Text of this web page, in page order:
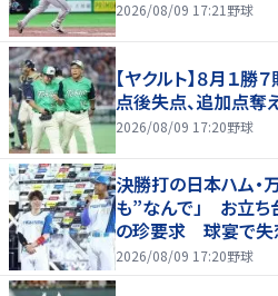
2026/08/09 17:21 野球
【ヤクルト】８月１
点後失点、追加点奪
2026/08/09 17:20野球
決勝打の日本ハム・
も”なんで」 お立ち
の珍要求 球宴で失
にしましょう！」
2026/08/09 17:20野球